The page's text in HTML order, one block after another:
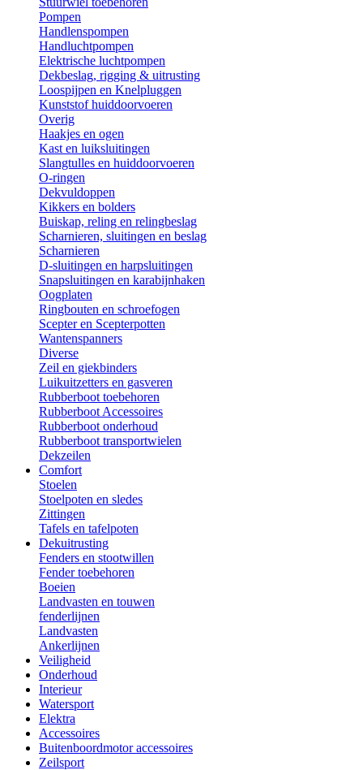
Pompen
Handlenspompen
Handluchtpompen
Elektrische luchtpompen
Dekbeslag, rigging & uitrusting
Loospijpen en Knelpluggen
Kunststof huiddoorvoeren
Overig
Haakjes en ogen
Kast en luiksluitingen
Slangtulles en huiddoorvoeren
O-ringen
Dekvuldoppen
Kikkers en bolders
Buiskap, reling en relingbeslag
Scharnieren, sluitingen en beslag
Scharnieren
D-sluitingen en harpsluitingen
Snapsluitingen en karabijnhaken
Oogplaten
Ringbouten en schroefogen
Scepter en Scepterpotten
Wantenspanners
Diverse
Zeil en giekbinders
Luikuitzetters en gasveren
Rubberboot toebehoren
Rubberboot Accessoires
Rubberboot onderhoud
Rubberboot transportwielen
Dekzeilen
Comfort
Stoelen
Stoelpoten en sledes
Zittingen
Tafels en tafelpoten
Dekuitrusting
Fenders en stootwillen
Fender toebehoren
Boeien
Landvasten en touwen
fenderlijnen
Landvasten
Ankerlijnen
Veiligheid
Onderhoud
Interieur
Watersport
Elektra
Accessoires
Buitenboordmotor accessoires
Zeilsport